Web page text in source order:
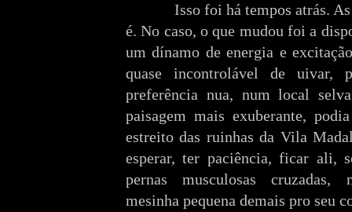
Isso foi há tempos atrás.
é. No caso, o que mudou foi a
um dínamo de energia e
quase incontrolável de
preferência nua, num local
paisagem mais exuberante,
estreito das ruinhas da Vila
esperar, ter paciência, ficar ali,
pernas musculosas cruzadas,
mesinha pequena demais pro seu